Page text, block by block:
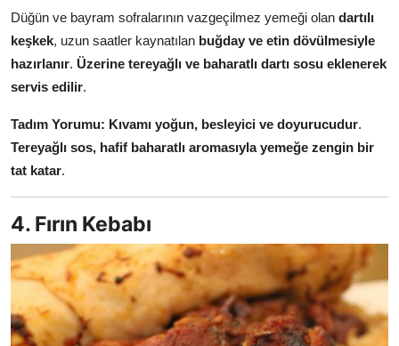
Düğün ve bayram sofralarının vazgeçilmez yemeği olan dartılı
keşkek, uzun saatler kaynatılan buğday ve etin dövülmesiyle
hazırlanır. Üzerine tereyağlı ve baharatlı dartı sosu eklenerek
servis edilir.
Tadım Yorumu: Kıvamı yoğun, besleyici ve doyurucudur.
Tereyağlı sos, hafif baharatlı aromasıyla yemeğe zengin bir
tat katar.
4. Fırın Kebabı